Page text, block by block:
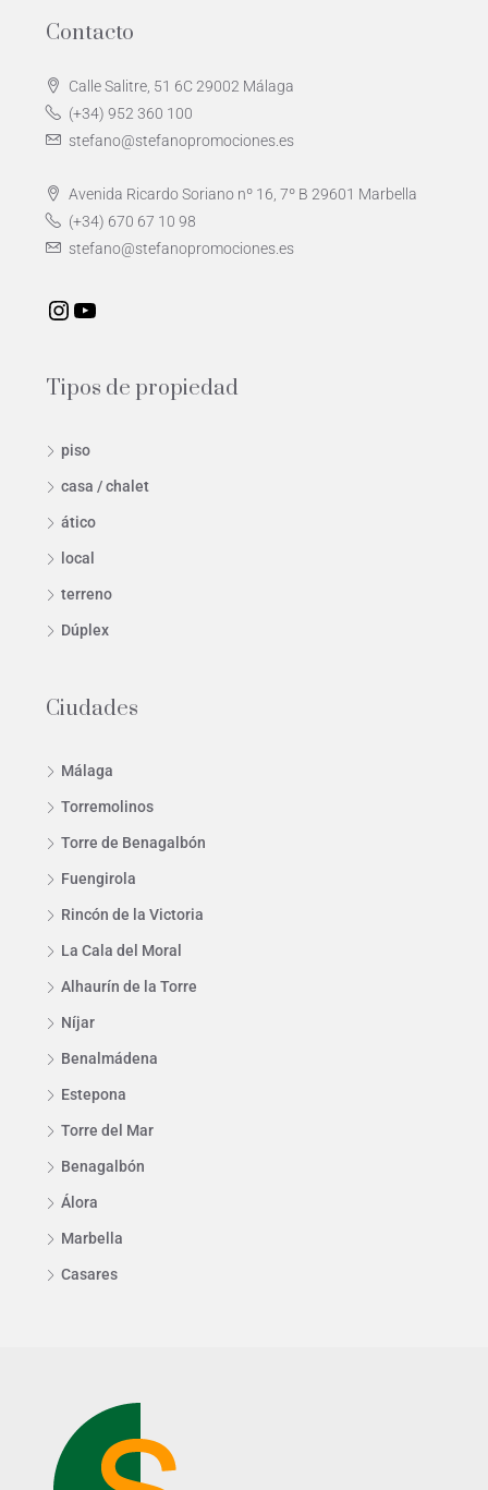
Contacto
Calle Salitre, 51 6C 29002 Málaga
(+34) 952 360 100
stefano@stefanopromociones.es
Avenida Ricardo Soriano nº 16, 7º B 29601 Marbella
(+34) 670 67 10 98
stefano@stefanopromociones.es
Tipos de propiedad
piso
casa / chalet
ático
local
terreno
Dúplex
Ciudades
Málaga
Torremolinos
Torre de Benagalbón
Fuengirola
Rincón de la Victoria
La Cala del Moral
Alhaurín de la Torre
Níjar
Benalmádena
Estepona
Torre del Mar
Benagalbón
Álora
Marbella
Casares